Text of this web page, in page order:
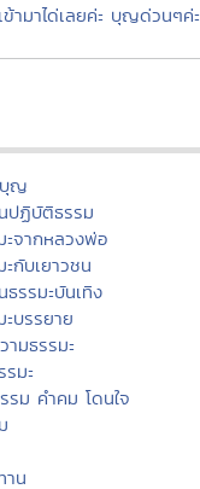
ข้ามาได่เลยค่ะ บุญด่วนๆค่ะ
ญ
ปฏิบัติธรรม
ะจากหลวงพ่อ
ะกับเยาวชน
ธรรมะบันเทิง
ะบรรยาย
ามธรรมะ
รมะ
รม คำคม โดนใจ
น